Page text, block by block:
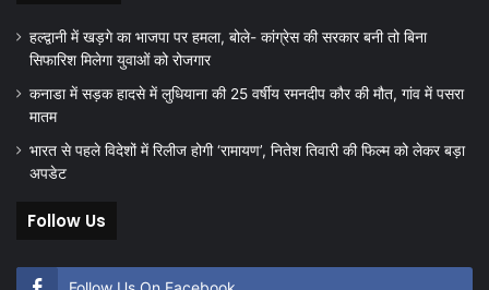
हल्द्वानी में खड़गे का भाजपा पर हमला, बोले- कांग्रेस की सरकार बनी तो बिना
सिफारिश मिलेगा युवाओं को रोजगार
कनाडा में सड़क हादसे में लुधियाना की 25 वर्षीय रमनदीप कौर की मौत, गांव में पसरा
मातम
भारत से पहले विदेशों में रिलीज होगी ‘रामायण’, नितेश तिवारी की फिल्म को लेकर बड़ा
अपडेट
Follow Us